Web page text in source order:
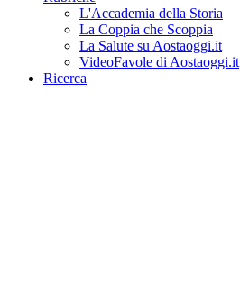
L'Accademia della Storia
La Coppia che Scoppia
La Salute su Aostaoggi.it
VideoFavole di Aostaoggi.it
Ricerca